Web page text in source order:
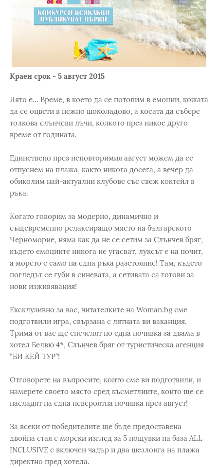
Краен срок - 5 август 2015
Лято е... Време, в което да се потопим в емоции, кожата
да се оцвети в нежно шоколадово, а косата да събере
толкова слънчеви лъчи, колкото през никое друго
време от годината.
Единствено през неповторимия август можем да се
отпуснем на плажа, както никога досега, а вечер да
обиколим най-актуални клубове със свеж коктейл в
ръка.
Когато говорим за модерно, динамично и
същевременно релаксиращо място на българското
Черноморие, няма как да не се сетим за Слънчев бряг,
където емоциите никога не угасват, луксът е на почит,
а морето е само на една ръка разстояние! Там, където
погледът се губи в синевата, а сетивата са готови за
нови изживявания!
Ексклузивно за вас, читателките на Woman.bg сме
подготвили игра, свързана с лятната ви ваканция.
Трима от вас ще спечелят по една почивка за двама в
хотел Белвю 4*, Слънчев бряг от туристическа агенция
“БИ КЕЙ ТУР”!
Отговорете на въпросите, които сме ви подготвили, и
намерете своето място сред късметлиите, които ще се
насладят на една невероятна почивка през август!
За всеки от победителите ще бъде предоставена
двойна стая с морски изглед за 5 нощувки на база ALL
INCLUSIVE с включен чадър и два шезлонга на плажа
директно пред хотела.